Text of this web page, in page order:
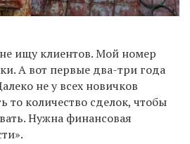
ищу клиентов. Мой номер
А вот первые два-три года
не у всех новичков
то количество сделок, чтобы
Нужна финансовая